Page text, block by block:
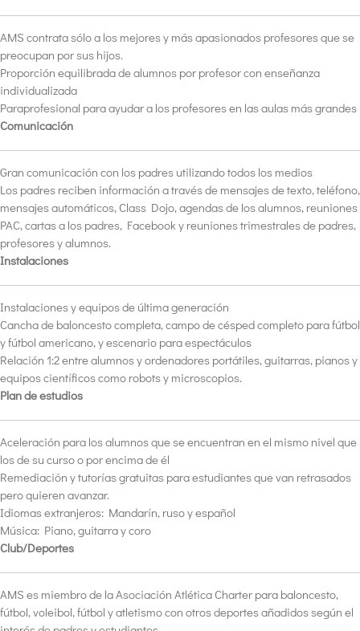
AMS contrata sólo a los mejores y más apasionados profesores que se
preocupan por sus hijos.
Proporción equilibrada de alumnos por profesor con enseñanza
individualizada
Paraprofesional para ayudar a los profesores en las aulas más grandes
Comunicación
Gran comunicación con los padres utilizando todos los medios
Los padres reciben información a través de mensajes de texto, teléfono,
mensajes automáticos, Class Dojo, agendas de los alumnos, reuniones
PAC, cartas a los padres, Facebook y reuniones trimestrales de padres,
profesores y alumnos.
Instalaciones
Instalaciones y equipos de última generación
Cancha de baloncesto completa, campo de césped completo para fútbol
y fútbol americano, y escenario para espectáculos
Relación 1:2 entre alumnos y ordenadores portátiles, guitarras, pianos y
equipos científicos como robots y microscopios.
Plan de estudios
Aceleración para los alumnos que se encuentran en el mismo nivel que
los de su curso o por encima de él
Remediación y tutorías gratuitas para estudiantes que van retrasados
pero quieren avanzar.
Idiomas extranjeros: Mandarín, ruso y español
Música: Piano, guitarra y coro
Club/Deportes
AMS es miembro de la Asociación Atlética Charter para baloncesto,
fútbol, voleibol, fútbol y atletismo con otros deportes añadidos según el